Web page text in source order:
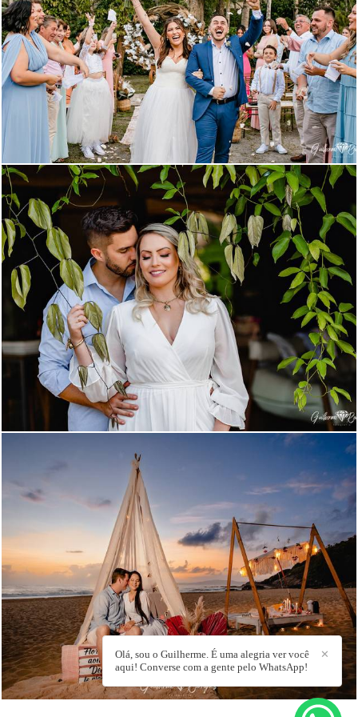
1199
2082
993
✕
Olá, sou o Guilherme. É uma alegria ver você
aqui! Converse com a gente pelo WhatsApp!